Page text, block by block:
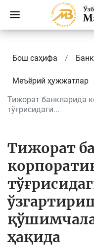
Бош саҳифа
Меъёрий ҳужжатлар
Тижорат банкларида
тўғрисидаги...
Тижорат
ҳақида